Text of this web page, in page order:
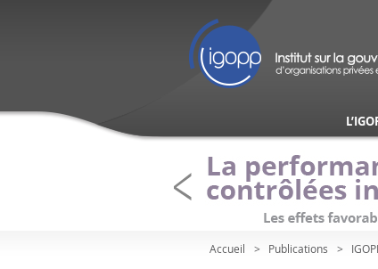
Accueil Publications